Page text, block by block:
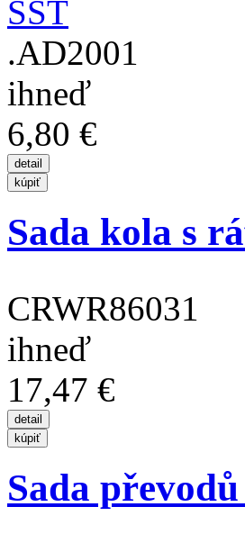
.AD2001
ihneď
6,80 €
Sada kola s
CRWR86031
ihneď
17,47 €
Sada